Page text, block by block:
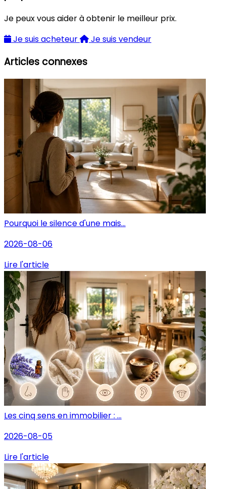
Je peux vous aider à obtenir le meilleur prix.
Je suis acheteur
Je suis vendeur
Articles connexes
Pourquoi le silence d'une mais...
2026-08-06
Lire l'article
Les cinq sens en immobilier : ...
2026-08-05
Lire l'article